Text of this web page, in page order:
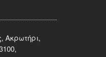
Ακρωτήρι,